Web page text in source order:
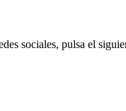
sociales, pulsa el